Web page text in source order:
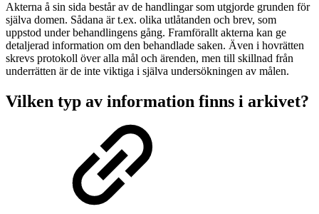
Akterna å sin sida består av de handlingar som utgjorde grunden för
själva domen. Sådana är t.ex. olika utlåtanden och brev, som
uppstod under behandlingens gång. Framförallt akterna kan ge
detaljerad information om den behandlade saken. Även i hovrätten
skrevs protokoll över alla mål och ärenden, men till skillnad från
underrätten är de inte viktiga i själva undersökningen av målen.
Vilken typ av information finns i arkivet?